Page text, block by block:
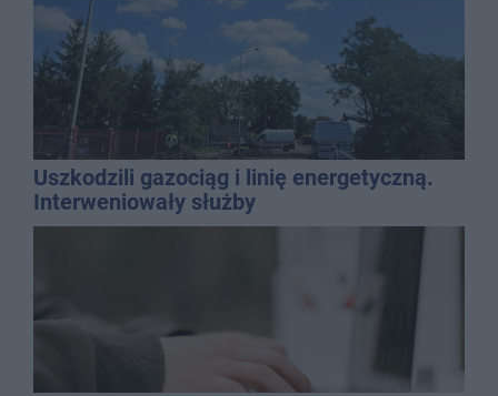
Uszkodzili gazociąg i linię energetyczną.
Interweniowały służby